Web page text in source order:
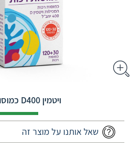
ויטמין D400 כמוסות רכות
שאל אותנו על מוצר זה